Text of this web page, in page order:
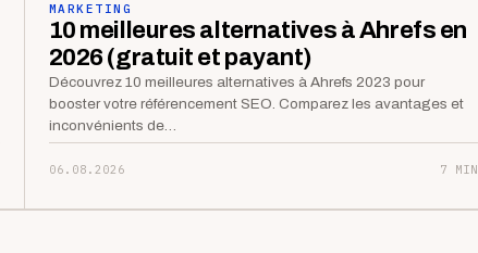
MARKETING
10 meilleures alternatives à Ahrefs en
2026 (gratuit et payant)
Découvrez 10 meilleures alternatives à Ahrefs 2023 pour
booster votre référencement SEO. Comparez les avantages et
inconvénients de…
06.08.2026 7 MIN